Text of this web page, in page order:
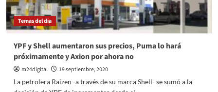
diagnosticadas
Temas del dia
YPF y Shell aumentaron sus precios, Puma lo hará
próximamente y Axion por ahora no
m24digital
19 septiembre, 2020
La petrolera Raizen -a través de su marca Shell- se sumó a la